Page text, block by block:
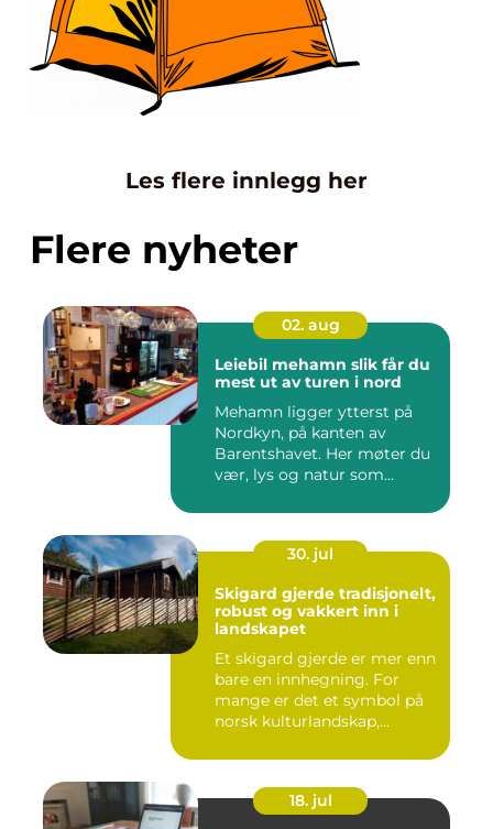
Les flere innlegg her
Flere nyheter
02. aug
Leiebil mehamn slik får du
mest ut av turen i nord
Mehamn ligger ytterst på
Nordkyn, på kanten av
Barentshavet. Her møter du
vær, lys og natur som
30. jul
Skigard gjerde tradisjonelt,
robust og vakkert inn i
landskapet
Et skigard gjerde er mer enn
bare en innhegning. For
mange er det et symbol på
norsk kulturlandskap,...
18. jul